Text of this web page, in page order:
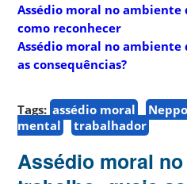
Assédio moral no ambiente
como reconhecer
Assédio moral no
as consequências?
Tags: assédio moral
mental
trabalhador
Assédio moral